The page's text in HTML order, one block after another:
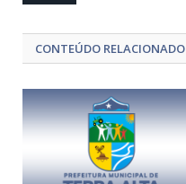
CONTEÚDO RELACIONADO